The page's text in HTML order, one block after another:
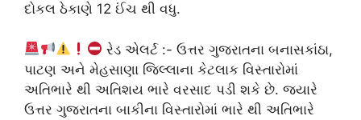
દોકલ ઠેકાણે 12 ઈંચ થી વધુ.
રેડ એલર્ટ :- ઉત્તર ગુજરાતના બનાસકાંઠા,
પાટણ અને મેહસાણા જિલ્લાના કેટલાક વિસ્તારોમાં
અતિભારે થી અતિશય ભારે વરસાદ પડી શકે છે. જ્યારે
ઉત્તર ગુજરાતના બાકીના વિસ્તારોમાં ભારે થી અતિભારે